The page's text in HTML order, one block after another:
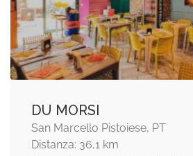
DU MORSI
San Marcello Pistoiese, PT
Distanza: 36,1 km